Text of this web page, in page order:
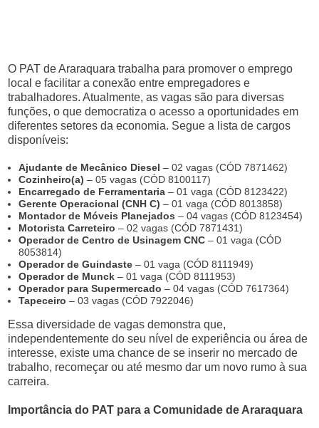
O PAT de Araraquara trabalha para promover o emprego
local e facilitar a conexão entre empregadores e
trabalhadores. Atualmente, as vagas são para diversas
funções, o que democratiza o acesso a oportunidades em
diferentes setores da economia. Segue a lista de cargos
disponíveis:
Ajudante de Mecânico Diesel – 02 vagas (CÓD 7871462)
Cozinheiro(a) – 05 vagas (CÓD 8100117)
Encarregado de Ferramentaria – 01 vaga (CÓD 8123422)
Gerente Operacional (CNH C) – 01 vaga (CÓD 8013858)
Montador de Móveis Planejados – 04 vagas (CÓD 8123454)
Motorista Carreteiro – 02 vagas (CÓD 7871431)
Operador de Centro de Usinagem CNC – 01 vaga (CÓD
8053814)
Operador de Guindaste – 01 vaga (CÓD 8111949)
Operador de Munck – 01 vaga (CÓD 8111953)
Operador para Supermercado – 04 vagas (CÓD 7617364)
Tapeceiro – 03 vagas (CÓD 7922046)
Essa diversidade de vagas demonstra que,
independentemente do seu nível de experiência ou área de
interesse, existe uma chance de se inserir no mercado de
trabalho, recomeçar ou até mesmo dar um novo rumo à sua
carreira.
Importância do PAT para a Comunidade de Araraquara